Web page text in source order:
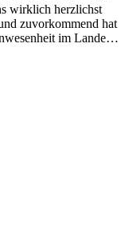
wirklich herzlichst
zuvorkommend hat
im Lande…